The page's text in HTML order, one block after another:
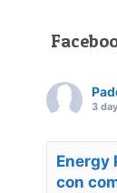
3
Energy
con